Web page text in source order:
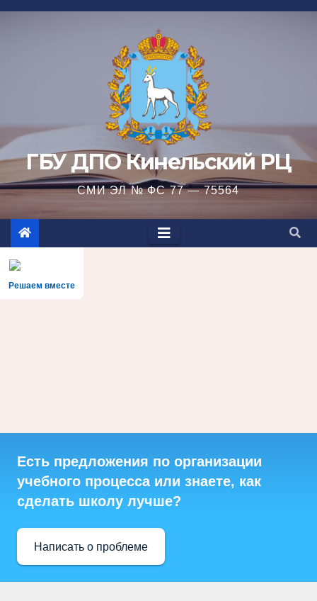
Перейти
ГБУ ДПО Кинельский РЦ
СМИ ЭЛ № ФС 77 — 75564
Решаем вместе
Есть предложения по организации
учебного процесса или знаете, как
сделать школу лучше?
Написать о проблеме